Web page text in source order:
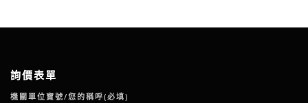
詢價表單
機關單位寶號/您的稱呼(必填)